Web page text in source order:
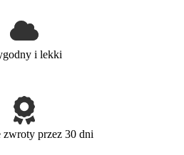
i lekki
zwroty przez 30 dni